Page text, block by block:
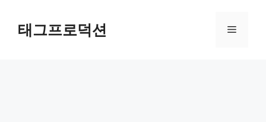
content태그프로덕션 Menu